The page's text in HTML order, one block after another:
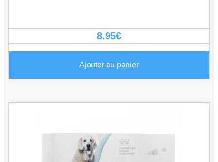
8.95€
Ajouter au panier